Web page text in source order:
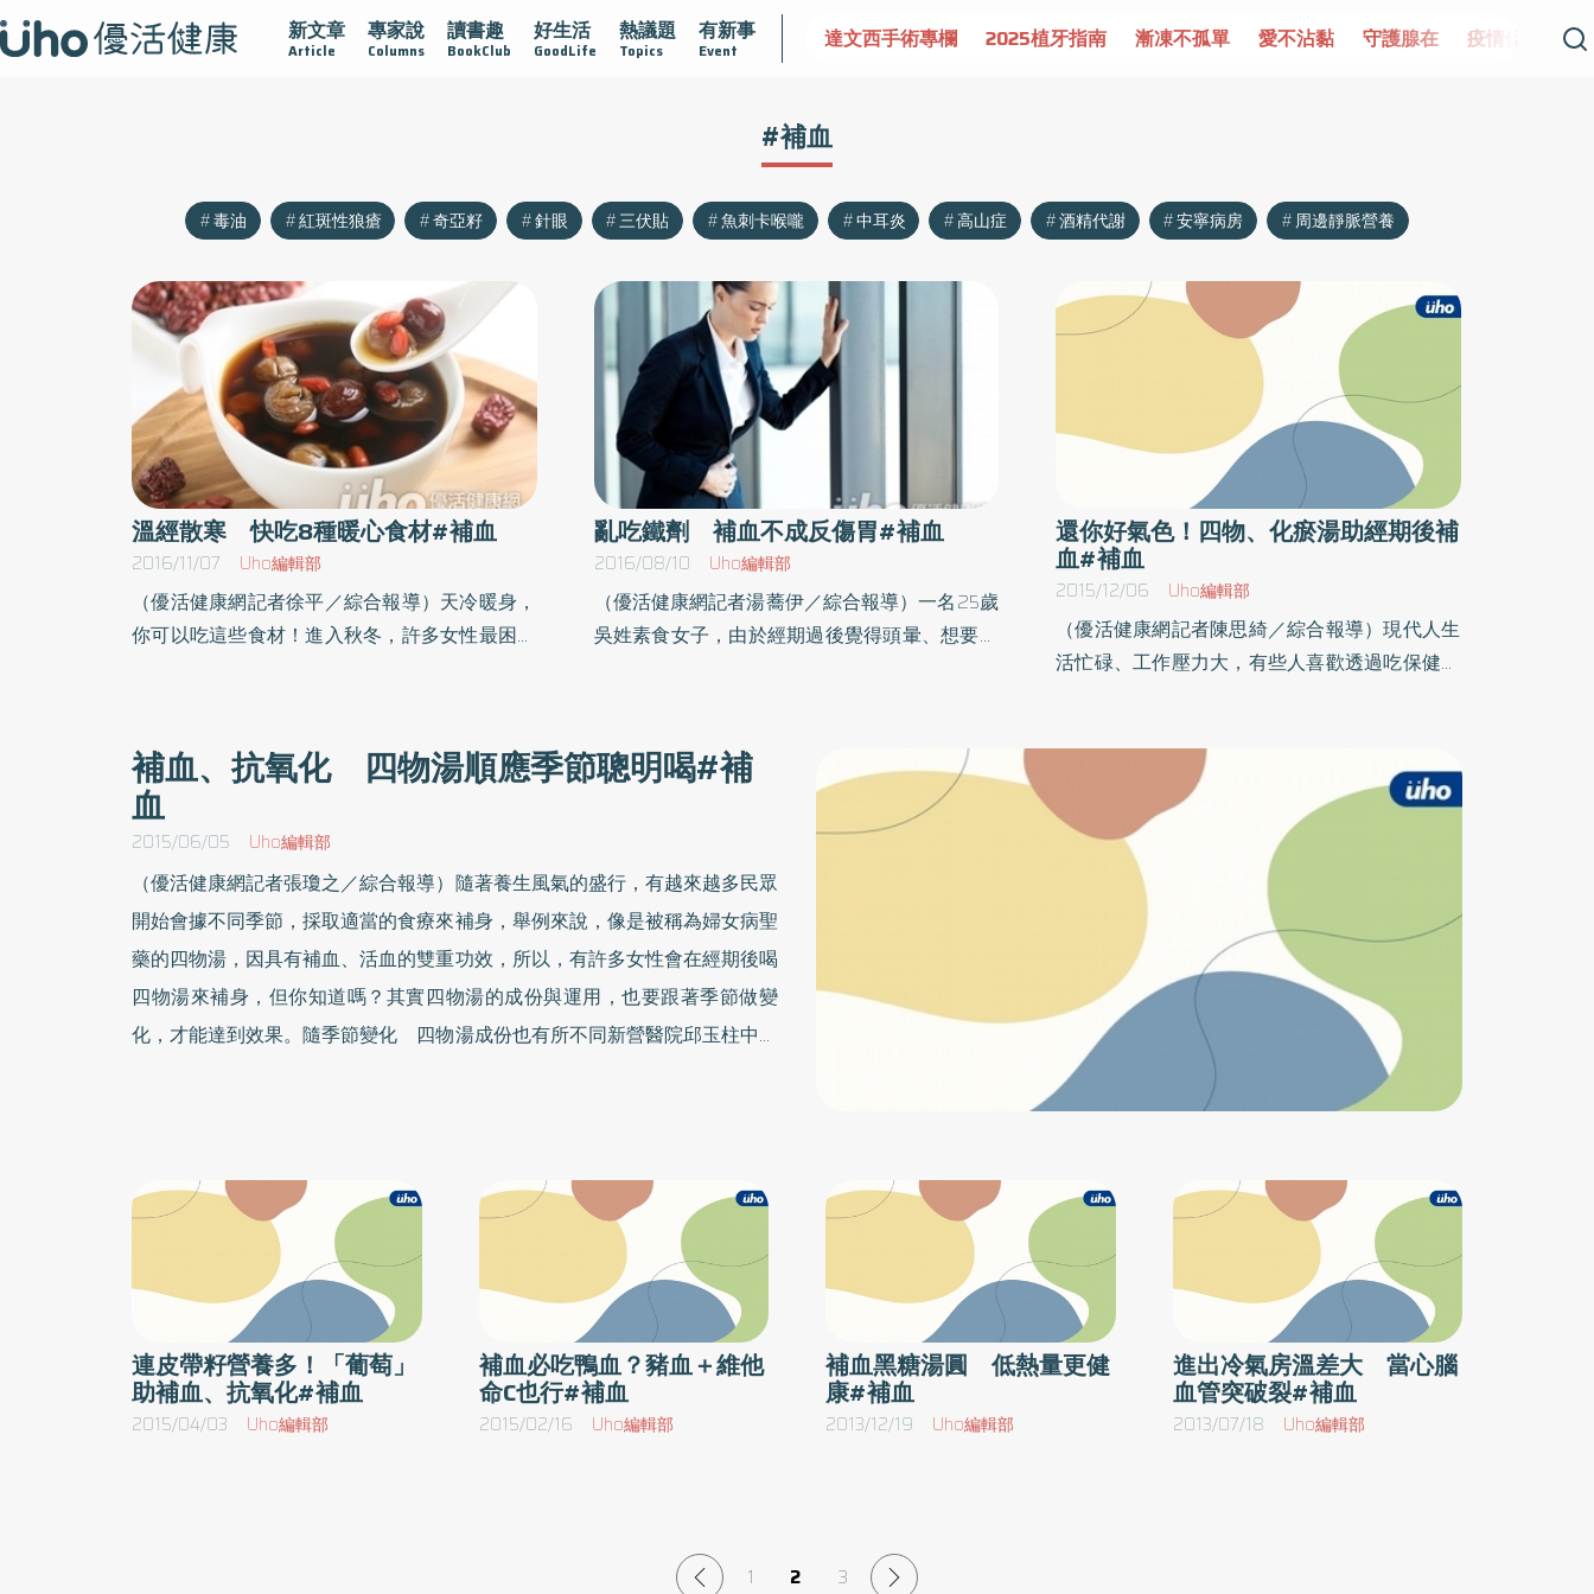
新文章
Article
專家說
Columns
讀書趣
BookClub
好生活
GoodLife
熱議題
Topics
有新事
Event
黏 守護腺在 疫情保衛戰 再生醫學 愛的未來視 認識攝護腺肥大 守護骨骼健康 達文西手術專欄 2025植牙指南 漸凍不孤單 愛不沾黏 守護腺在 疫情保衛戰
#補血
毒油 紅斑性狼瘡 奇亞籽 針眼 三伏貼 魚刺卡喉嚨 中耳炎 高山症 酒精代謝 安寧病房 周邊靜脈營養
溫經散寒 快吃8種暖心食材#補血
2016/11/07 Uho編輯部
（優活健康網記者徐平／綜合報導）天冷暖身，
你可以吃這些食材！進入秋冬，許多女性最困擾
運動，才能達到改善手腳冰冷的功效。早晚氣候
開始變涼 消除體寒痛經過了中秋之後，已經可
以感受到早晚氣候開始變涼的趨勢，天冷就會想
吃些熱熱的食物來暖身，尤其很多女性朋友容易
有體寒痛經的問題，對於攝取哪些食物能夠緩
解，臺北市立聯合醫院陽明院區營養科營養師陳
穎提出以下說明:1） 羊肉 ／羊肉為優質蛋白質
也富含鐵、維生素B1、維生素B2等營養素，當
歸羊肉湯可益氣補虛，搭配薑絲一起食用，不僅
黑糖 ／含有豐富的鈣、鉀、鐵、鎂，可暖肝脾、
補血、活血、通淤以及排惡露。4） 堅果 ／中
醫認為堅果性味偏溫熱，有補腎健腦、強心健
體、禦寒的作用，以營養而言，堅果油脂富含單
元不飽和脂肪酸、維生素B群和維生素E，磷脂質
是有益健康的食物。 5） 桂圓 ／含有豐富的
鐵、鋅，味甘性溫、滋補氣血、能助火化燥，屬
溫熱性食物。6） 紅棗 ／具補中益氣、養血安
亂吃鐵劑 補血不成反傷胃#補血
2016/08/10 Uho編輯部
（優活健康網記者湯蕎伊／綜合報導）一名25歲
吳姓素食女子，由於經期過後覺得頭暈、想要補
能會引起胃部不適，如果民眾出現頭昏等貧血症
狀，建議就醫檢查、治療，不應自行診斷。虛弱
疲倦、暈眩、心悸衛福部南投醫院急診醫師洪世
昌表示，缺鐵性貧血的患者，症狀多為虛弱疲
倦、暈眩、心悸、臉色蒼白等，治療時應先找出
缺鐵的原因、對症治療，需評估可能為缺鐵性貧
血者才會以補充鐵質的方式來治療。孕婦、素食
者 易缺鐵性貧血有些女性於生理期過後，容易
有頭暈、頭痛等症狀，是由於體內儲存的鐵質因
建議可以從日常飲食開始調整，首先要注意熱量
攝取問題，熱量攝取不夠的人，再怎麼補充鐵劑
都是無效的，另外食物中牛肉、羊肉、豬血等都
是屬於高鐵的食材，且動物性體質的吸收率是最
好的，餐後也要補充水果來幫助食物中鐵質的吸
收，素食者也可以食用富含鐵的食物，像是紅莧
菜、花椰菜、波菜、黑芝麻、紅豆等食物。
還你好氣色！四物、化瘀湯助經期後補
血#補血
2015/12/06 Uho編輯部
（優活健康網記者陳思綺／綜合報導）現代人生
活忙碌、工作壓力大，有些人喜歡透過吃保健食
民眾並不方便，為此，花蓮慈濟醫院中醫部表
示，中醫即飲包是可以幫助民眾達到強身進補，
又能節省時間的新選擇。深知現代人忙碌經常因
為忙碌而忽略自己的健康，花蓮慈院中醫部推出
中醫即飲包，讓調養身體變的更輕鬆。包括強筋
健骨方、加味四物湯、生新化瘀湯等即飲包，讓
民眾便於保存、攜帶，只需加熱即可飲用。四物
湯男女皆宜 助血虛者調養身體花蓮慈院中醫部
柯建新醫師表示，強筋健骨方是一帖老少皆宜的
藥方，不論是針對筋骨較容易退化的長者、術後
需加強骨頭癒合速度的患者、生長發育中的孩子
調血，適用於血虛患者。不論是患者有貧血體
質，或是經期過後血液流失較多，都可飲用加味
四物湯補充營養。柯建新進一步解釋，許多民眾
以為，四物湯是女性專用的補品，其實不論男
生、女生，只要有血虛或貧血等相關症狀，都可
以服用四物湯進行調養。活血化瘀 經期排血靠
它而生新化瘀湯最大的功效則是活血化瘀、排除
血塊，常用於幫助產後惡露的排除。另外，針對
補血、抗氧化 四物湯順應季節聰明喝#補
血
2015/06/05 Uho編輯部
（優活健康網記者張瓊之／綜合報導）隨著養生風氣的盛行，有越來越多民眾
開始會據不同季節，採取適當的食療來補身，舉例來說，像是被稱為婦女病聖
藥的四物湯，因具有補血、活血的雙重功效，所以，有許多女性會在經期後喝
四物湯來補身，但你知道嗎？其實四物湯的成份與運用，也要跟著季節做變
化，才能達到效果。隨季節變化 四物湯成份也有所不同新營醫院邱玉柱中醫
傷外，還能抗血栓、抗氧化、降低血液黏稠度以及改善免疫等功能。至於在四
季的組成與運用，醫師強調要依順應變化，添加不同藥物，如此一來，才能對
症治療及預防：1）防風四物湯／春季用，加倍川芎，有助於袪風止痛。2）黃
芩四物湯／夏季用，加倍芍藥，養血歛陰，並加黃芩治，解暑氣。3）門冬四
物湯／秋季用，加倍熟地，助於養血滋陰，補精益隨。4）桂枝四物湯／冬季
用，加倍當歸，治血虛萎黃，弦暈心悸，虛寒症；加桂枝，則可治風寒冷痛，
關節裨痛。
連皮帶籽營養多！「葡萄」
助補血、抗氧化#補血
2015/04/03 Uho編輯部
補血必吃鴨血？豬血＋維他
命C也行#補血
2015/02/16 Uho編輯部
補血黑糖湯圓 低熱量更健
康#補血
2013/12/19 Uho編輯部
進出冷氣房溫差大 當心腦
血管突破裂#補血
2013/07/18 Uho編輯部
1 2 3